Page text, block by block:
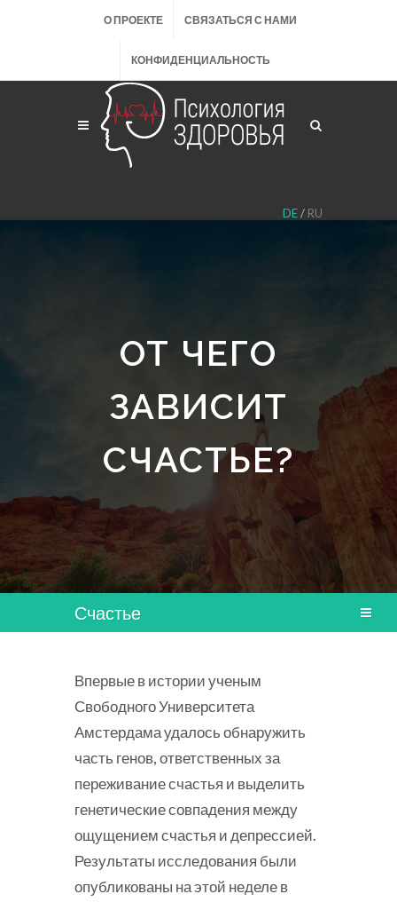
О ПРОЕКТЕ СВЯЗАТЬСЯ С НАМИ
КОНФИДЕНЦИАЛЬНОСТЬ
DE/ RU
ОТ ЧЕГО
ЗАВИСИТ
СЧАСТЬЕ?
Счастье
Впервые в истории ученым
Свободного Университета
Амстердама удалось обнаружить
часть генов, ответственных за
переживание счастья и выделить
генетические совпадения между
ощущением счастья и депрессией.
Результаты исследования были
опубликованы на этой неделе в